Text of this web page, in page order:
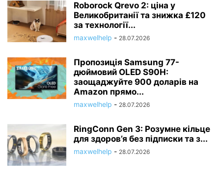
Roborock Qrevo 2: ціна у
Великобританії та знижка £120
за технології...
maxwelhelp - 28.07.2026
Пропозиція Samsung 77-
дюймовий OLED S90H:
заощаджуйте 900 доларів на
Amazon прямо...
maxwelhelp - 28.07.2026
RingConn Gen 3: Розумне кільце
для здоров’я без підписки та з...
maxwelhelp - 28.07.2026